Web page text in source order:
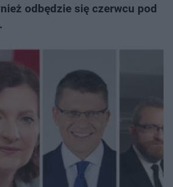
odbędzie się czerwcu pod